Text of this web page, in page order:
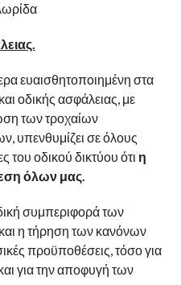
ευαισθητοποιημένη στα
οδικής ασφάλειας, με
των τροχαίων
υπενθυμίζει σε όλους
του οδικού δικτύου ότι η
όλων μας.
συμπεριφορά των
η τήρηση των κανόνων
προϋποθέσεις, τόσο για
για την αποφυγή των